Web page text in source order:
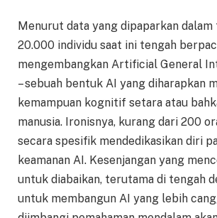
Menurut data yang dipaparkan
20.000 individu saat ini tengah
mengembangkan Artificial General
– sebuah bentuk AI yang diharapkan
kemampuan kognitif setara atau
manusia. Ironisnya, kurang dari 200
secara spesifik mendedikasikan diri
keamanan AI. Kesenjangan yang
untuk diabaikan, terutama di tengah
untuk membangun AI yang lebih